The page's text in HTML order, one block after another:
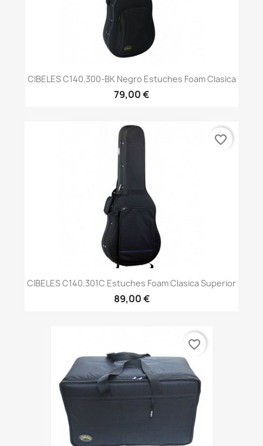
CIBELES C140.300-BK Negro Estuches Foam Clasica
79,00 €
CIBELES C140.301C Estuches Foam Clasica Superior
89,00 €
favorite_border
favorite_border